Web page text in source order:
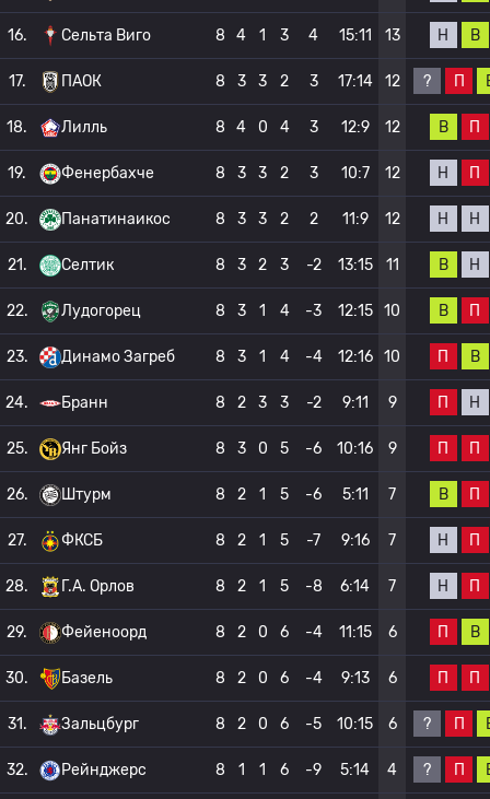
16. Сельта Виго 8 4 1 3 4 15:11 13 Н В
17. ПАОК 8 3 3 2 3 17:14 12 ? П
18. Лилль 8 4 0 4 3 12:9 12 В П
19. Фенербахче 8 3 3 2 3 10:7 12 Н П
20. Панатинаикос 8 3 3 2 2 11:9 12 Н Н
21. Селтик 8 3 2 3 -2 13:15 11 В Н
22. Лудогорец 8 3 1 4 -3 12:15 10 В П
23. Динамо Загреб 8 3 1 4 -4 12:16 10 П В
24. Бранн 8 2 3 3 -2 9:11 9 П Н
25. Янг Бойз 8 3 0 5 -6 10:16 9 П П
26. Штурм 8 2 1 5 -6 5:11 7 В П
27. ФКСБ 8 2 1 5 -7 9:16 7 Н П
28. Г.А. Орлов 8 2 1 5 -8 6:14 7 Н П
29. Фейеноорд 8 2 0 6 -4 11:15 6 П В
30. Базель 8 2 0 6 -4 9:13 6 П П
31. Зальцбург 8 2 0 6 -5 10:15 6 ? П
32. Рейнджерс 8 1 1 6 -9 5:14 4 ? П